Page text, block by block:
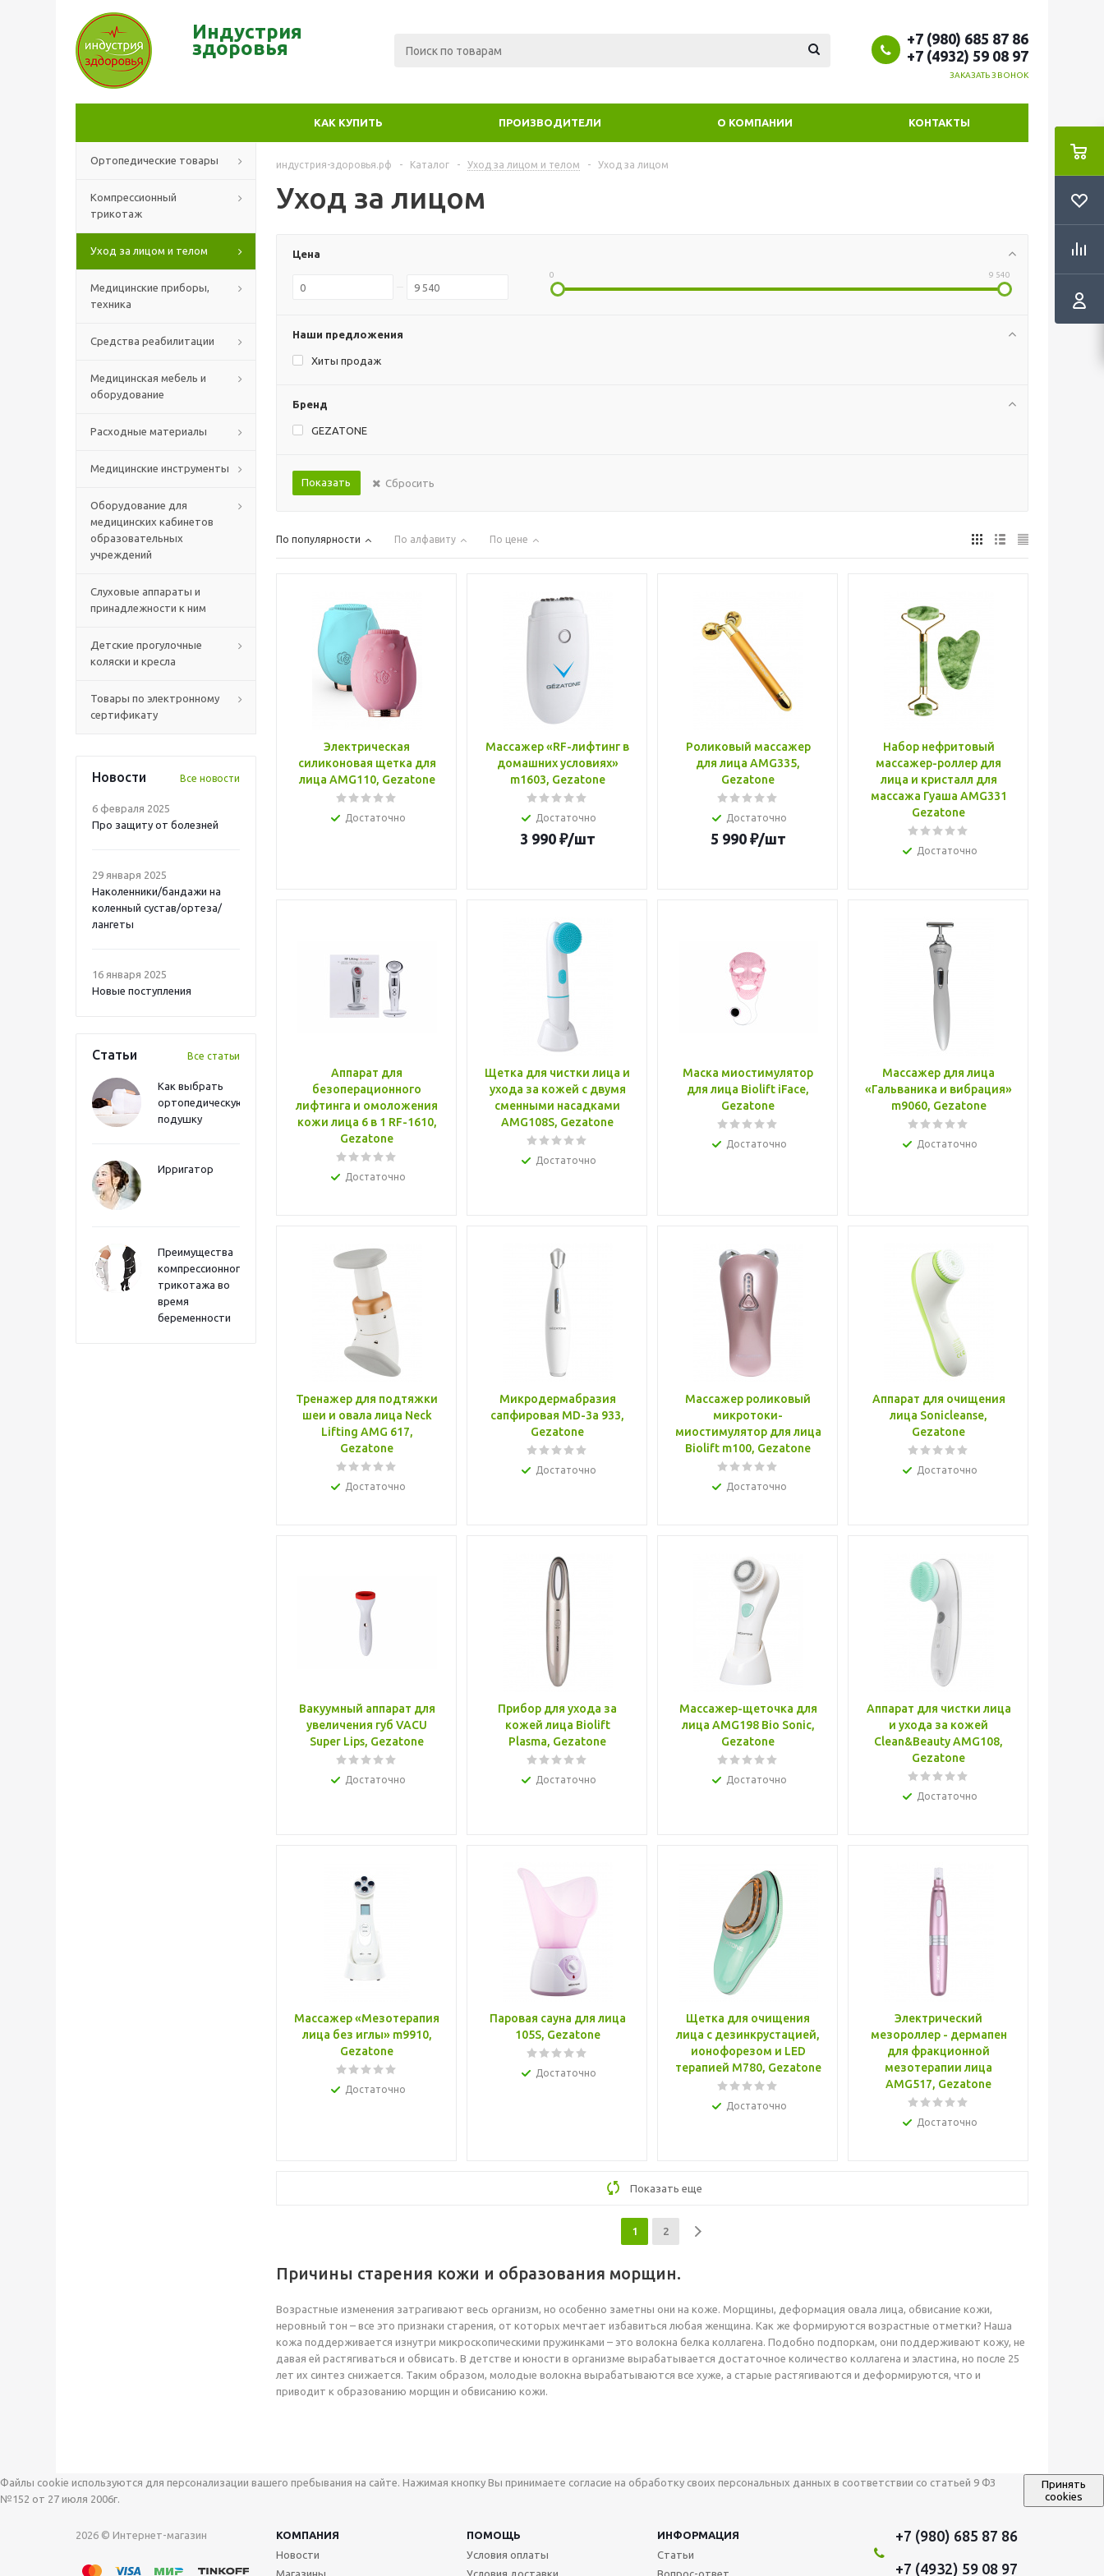
Индустрия
здоровья
+7 (980) 685 87 86
+7 (4932) 59 08 97
ЗАКАЗАТЬ ЗВОНОК
КАК КУПИТЬ ПРОИЗВОДИТЕЛИ О КОМПАНИИ КОНТАКТЫ
Ортопедические товары
Компрессионный
трикотаж
Уход за лицом и телом
Медицинские приборы,
техника
Средства реабилитации
Медицинская мебель и
оборудование
Расходные материалы
Медицинские инструменты
Оборудование для
медицинских кабинетов
образовательных
учреждений
Слуховые аппараты и
принадлежности к ним
Детские прогулочные
коляски и кресла
Товары по электронному
сертификату
Новости Все новости
6 февраля 2025
Про защиту от болезней
29 января 2025
Наколенники/бандажи на
коленный сустав/ортеза/
лангеты
16 января 2025
Новые поступления
Статьи Все статьи
Как выбрать
ортопедическую
подушку
Ирригатор
Преимущества
компрессионного
трикотажа во
время
беременности
индустрия-здоровья.рф - Каталог - Уход за лицом и телом - Уход за лицом
Уход за лицом
Цена
0 9 540
Наши предложения
Хиты продаж
Бренд
GEZATONE
Показать Сбросить
По популярности По алфавиту По цене
Электрическая
силиконовая щетка для
лица AMG110, Gezatone
Достаточно
Массажер «RF-лифтинг в
домашних условиях»
m1603, Gezatone
Достаточно
3 990₽/шт
Роликовый массажер
для лица AMG335,
Gezatone
Достаточно
5 990₽/шт
Набор нефритовый
массажер-роллер для
лица и кристалл для
массажа Гуаша AMG331
Gezatone
Достаточно
Аппарат для
безоперационного
лифтинга и омоложения
кожи лица 6 в 1 RF-1610,
Gezatone
Достаточно
Щетка для чистки лица и
ухода за кожей с двумя
сменными насадками
AMG108S, Gezatone
Достаточно
Маска миостимулятор
для лица Biolift iFace,
Gezatone
Достаточно
Массажер для лица
«Гальваника и вибрация»
m9060, Gezatone
Достаточно
Тренажер для подтяжки
шеи и овала лица Neck
Lifting AMG 617,
Gezatone
Достаточно
Микродермабразия
сапфировая MD-3a 933,
Gezatone
Достаточно
Массажер роликовый
микротоки-
миостимулятор для лица
Biolift m100, Gezatone
Достаточно
Аппарат для очищения
лица Sonicleanse,
Gezatone
Достаточно
Вакуумный аппарат для
увеличения губ VACU
Super Lips, Gezatone
Достаточно
Прибор для ухода за
кожей лица Biolift
Plasma, Gezatone
Достаточно
Массажер-щеточка для
лица AMG198 Bio Sonic,
Gezatone
Достаточно
Аппарат для чистки лица
и ухода за кожей
Clean&Beauty AMG108,
Gezatone
Достаточно
Массажер «Мезотерапия
лица без иглы» m9910,
Gezatone
Достаточно
Паровая сауна для лица
105S, Gezatone
Достаточно
Щетка для очищения
лица с дезинкрустацией,
ионофорезом и LED
терапией M780, Gezatone
Достаточно
Электрический
мезороллер - дермапен
для фракционной
мезотерапии лица
AMG517, Gezatone
Достаточно
Показать еще
1 2
Причины старения кожи и образования морщин.
Возрастные изменения затрагивают весь организм, но особенно заметны они на коже. Морщины, деформация овала лица, обвисание кожи,
неровный тон – все это признаки старения, от которых мечтает избавиться любая женщина. Как же формируются возрастные отметки? Наша
кожа поддерживается изнутри микроскопическими пружинками – это волокна белка коллагена. Подобно подпоркам, они поддерживают кожу, не
давая ей растягиваться и обвисать. В детстве и юности в организме вырабатывается достаточное количество коллагена и эластина, но после 25
лет их синтез снижается. Таким образом, молодые волокна вырабатываются все хуже, а старые растягиваются и деформируются, что и
приводит к образованию морщин и обвисанию кожи.
Файлы cookie используются для персонализации вашего пребывания на сайте. Нажимая кнопку Вы принимаете согласие на обработку своих персональных данных в соответствии со статьей 9 ФЗ
№152 от 27 июля 2006г.
Принять
cookies
2026 © Интернет-магазин КОМПАНИЯ ПОМОЩЬ
ИНФОРМАЦИЯ
Новости
Магазины
Условия оплаты
Условия доставки
Статьи
Вопрос-ответ
+7 (980) 685 87 86
+7 (4932) 59 08 97